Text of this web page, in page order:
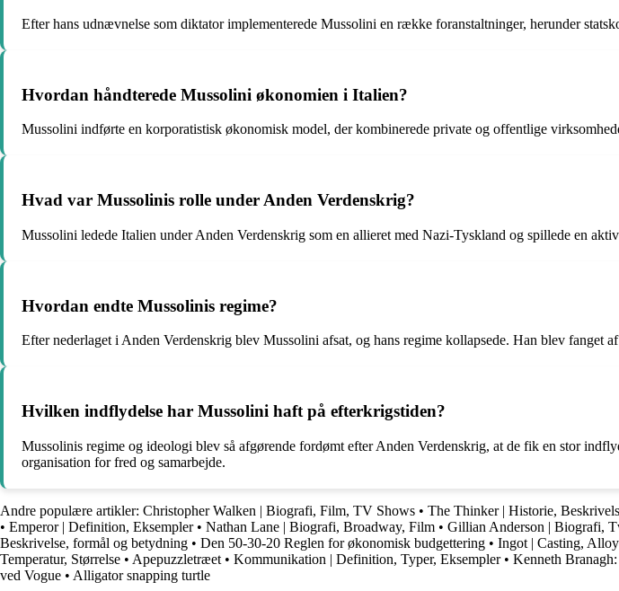
Efter hans udnævnelse som diktator implementerede Mussolini en række foranstaltninger, herunder
Hvordan håndterede Mussolini økonomien i Italien?
Mussolini indførte en korporatistisk økonomisk model, der kombinerede private og offentlige
Hvad var Mussolinis rolle under Anden Verdenskrig?
Mussolini ledede Italien under Anden Verdenskrig som en allieret med Nazi-Tyskland og spillede en
Hvordan endte Mussolinis regime?
Efter nederlaget i Anden Verdenskrig blev Mussolini afsat, og hans regime kollapsede. Han blev fanget
Hvilken indflydelse har Mussolini haft på efterkrigstiden?
Mussolinis regime og ideologi blev så afgørende fordømt efter Anden Verdenskrig, at de fik en stor
organisation for fred og samarbejde.
Andre populære artikler: Christopher Walken | Biografi, Film, TV Shows • The Thinker | Historie,
• Emperor | Definition, Eksempler• Nathan Lane | Biografi, Broadway, Film • Gillian Anderson | Biografi,
Beskrivelse, formål og betydning • Den 50-30-20 Reglen for økonomisk budgettering • Ingot | Casting,
Temperatur, Størrelse • Apepuzzletræet • Kommunikation | Definition, Typer, Eksempler• Kenneth
ved Vogue • Alligator snapping turtle